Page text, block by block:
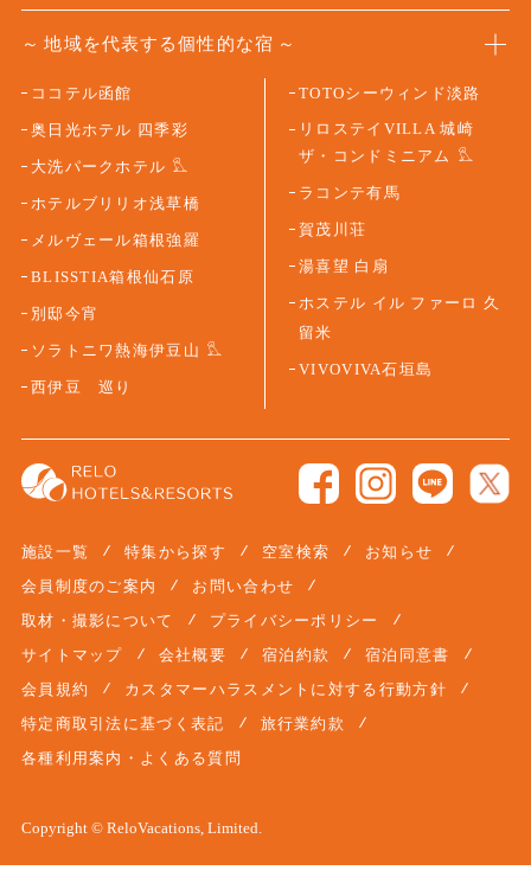
地域を代表する個性的な宿
ココテル函館
奥日光ホテル 四季彩
大洗パークホテル
ホテルブリリオ浅草橋
メルヴェール箱根強羅
BLISSTIA箱根仙石原
別邸今宵
ソラトニワ熱海伊豆山
西伊豆 巡り
TOTOシーウィンド淡路
リロステイVILLA 城崎
ザ・コンドミニアム
ラコンテ有馬
賀茂川荘
湯喜望 白扇
ホステル イル ファーロ 久
留米
VIVOVIVA石垣島
施設一覧 特集から探す 空室検索
お知らせ
会員制度のご案内
お問い合わせ
取材・撮影について
プライバシーポリシー
サイトマップ
会社概要 宿泊約款
宿泊同意書
会員規約
カスタマーハラスメントに対する行動方針
特定商取引法に基づく表記
旅行業約款
各種利用案内・よくある質問
Copyright © ReloVacations, Limited.